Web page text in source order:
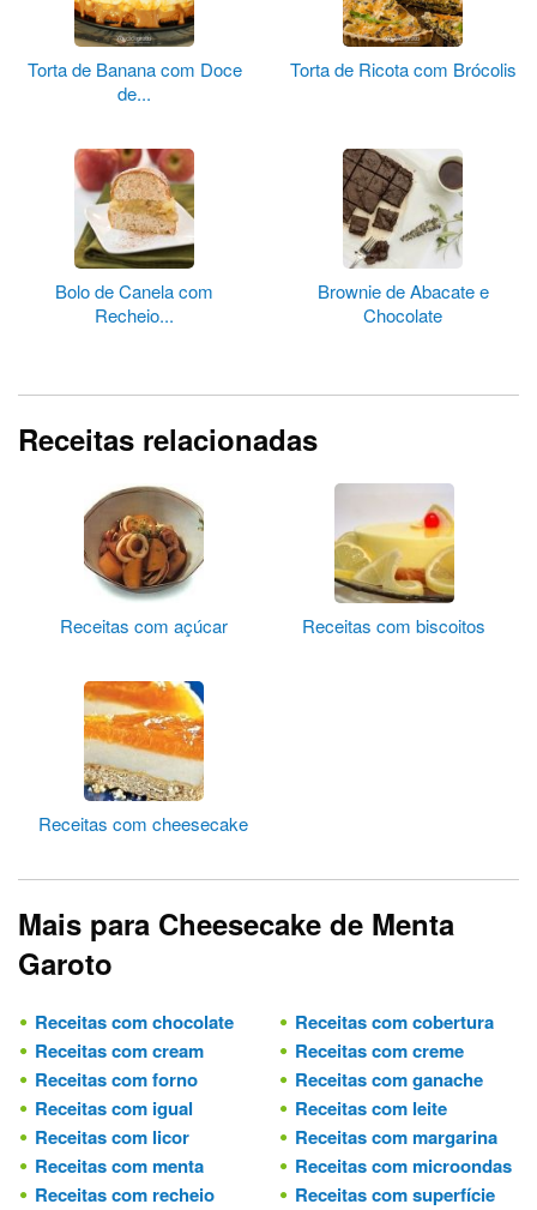
Torta de Banana com Doce
de...
Torta de Ricota com Brócolis
Bolo de Canela com
Recheio...
Brownie de Abacate e
Chocolate
Receitas relacionadas
Receitas com açúcar Receitas com biscoitos
Receitas com cheesecake
Mais para Cheesecake de Menta
Garoto
Receitas com chocolate
Receitas com cobertura
Receitas com cream
Receitas com creme
Receitas com forno
Receitas com ganache
Receitas com igual
Receitas com leite
Receitas com licor
Receitas com margarina
Receitas com menta
Receitas com microondas
Receitas com recheio
Receitas com superfície